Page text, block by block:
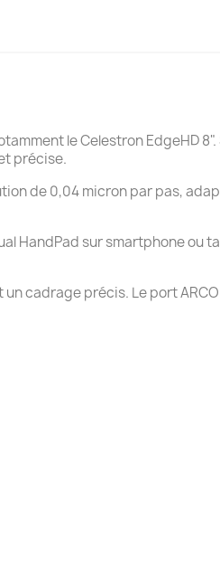
le Celestron EdgeHD 8".
précise.
de 0,04 micron par pas,
HandPad sur smartphone ou
cadrage précis. Le port